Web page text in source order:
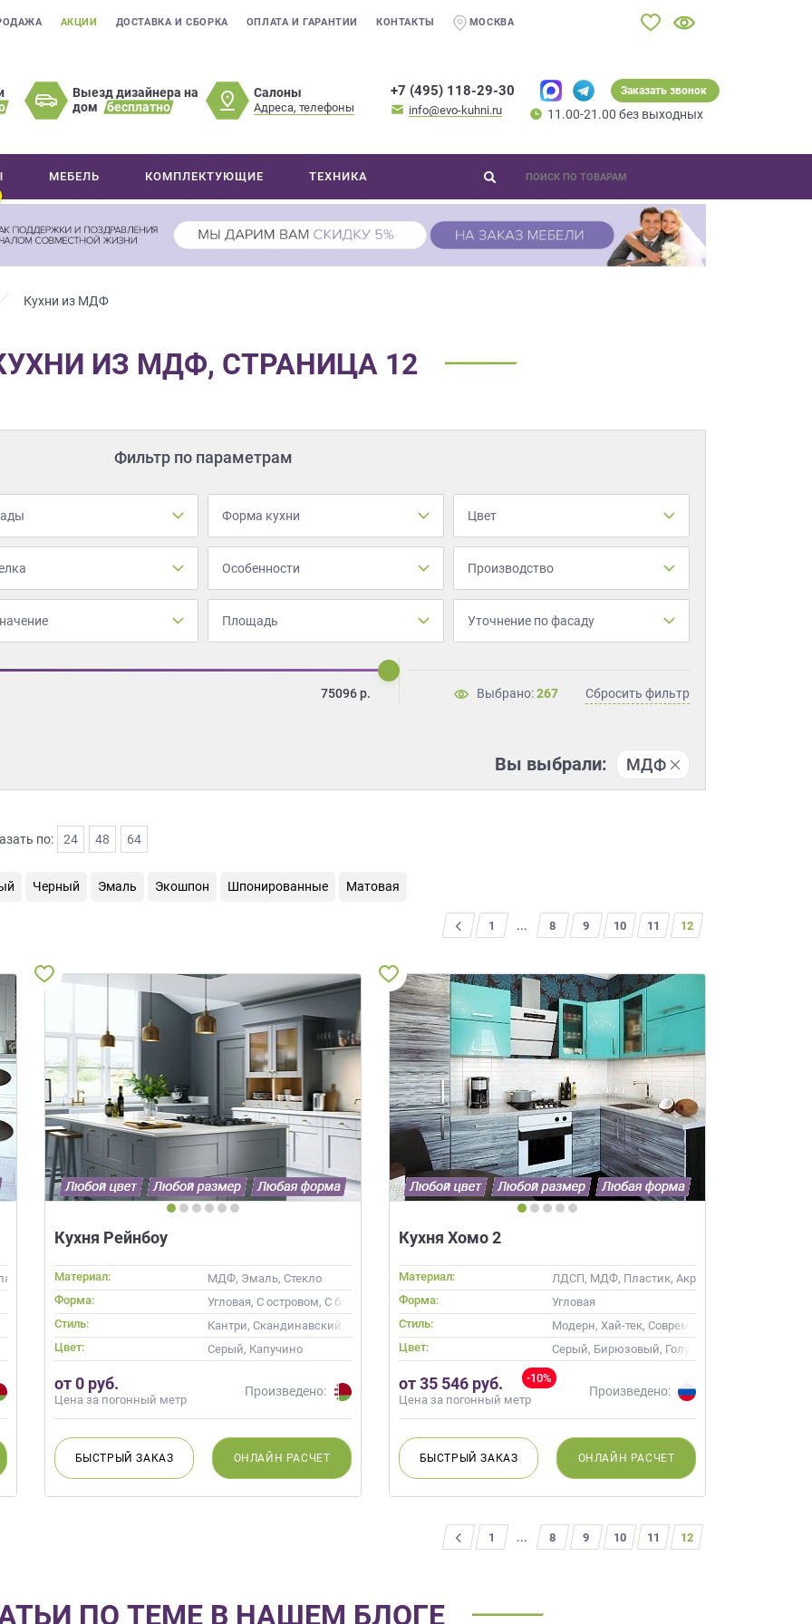
АКЦИИ ДОСТАВКА И СБОРКА ОПЛАТА И ГАРАНТИИ КОНТАКТЫ МОСКВА
Выезд дизайнера на
дом
бесплатно
Салоны
Адреса, телефоны
+7 (495) 118-29-30
info@evo-kuhni.ru
Заказать звонок
11.00-21.00 без выходных
МЕБЕЛЬ КОМПЛЕКТУЮЩИЕ ТЕХНИКА
Кухни из МДФ
ИЗ МДФ, СТРАНИЦА 12
Фильтр по параметрам
Форма кухни Цвет
Особенности Производство
Площадь Уточнение по фасаду
75096р. Выбрано:267 Сбросить фильтр
Вы выбрали: МДФ
по: 24 48 64
Черный Эмаль Экошпон Шпонированные Матовая
1 ... 8 9 10 11 12
Кремовый
Кухня Рейнбоу
Материал:
МДФ, Эмаль, Стекло
Форма:
Угловая, С островом, С барной стойкой
Стиль:
Кантри, Скандинавский, Неоклассика
Цвет:
Серый, Капучино
от 0 руб.
Цена за погонный метр
Произведено:
БЫСТРЫЙЗАКАЗ ОНЛАЙН РАСЧЕТ
Кухня Хомо 2
Материал:
ЛДСП, МДФ, Пластик, Акрил, Alvic / УФ лак,
Форма:
Угловая
Стиль:
Модерн, Хай-тек, Современные
Цвет:
Серый, Бирюзовый, Голубой
-10%
от 35 546 руб.
Цена за погонный метр
Произведено:
БЫСТРЫЙЗАКАЗ ОНЛАЙН РАСЧЕТ
1 ... 8 9 10 11 12
ПО ТЕМЕ В НАШЕМ БЛОГЕ